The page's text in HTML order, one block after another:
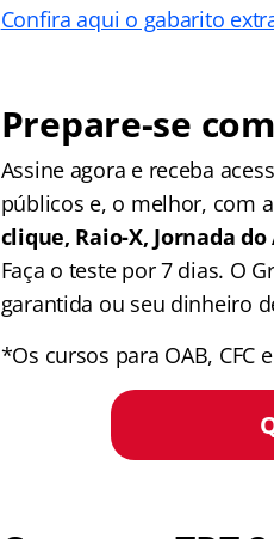
Confira aqui o gabarito
Prepare-se
Assine agora e receba
públicos e, o melhor, com
clique, Raio-X, Jornada
Faça o teste por 7 dias. O
garantida ou seu dinheiro
*Os cursos para OAB,